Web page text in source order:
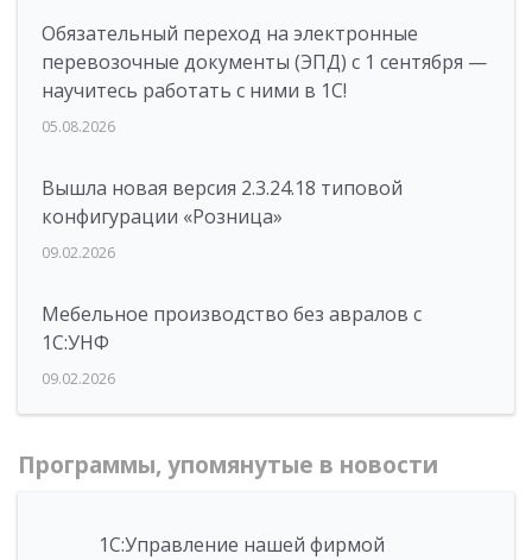
Обязательный переход на электронные
перевозочные документы (ЭПД) с 1 сентября —
научитесь работать с ними в 1С!
05.08.2026
Вышла новая версия 2.3.24.18 типовой
конфигурации «Розница»
09.02.2026
Мебельное производство без авралов с
1С:УНФ
09.02.2026
Программы, упомянутые в новости
1С:Управление нашей фирмой